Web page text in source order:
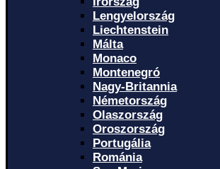
Lengyelország
Liechtenstein
Málta
Monaco
Montenegró
Nagy-Britannia
Németország
Olaszország
Oroszország
Portugália
Románia